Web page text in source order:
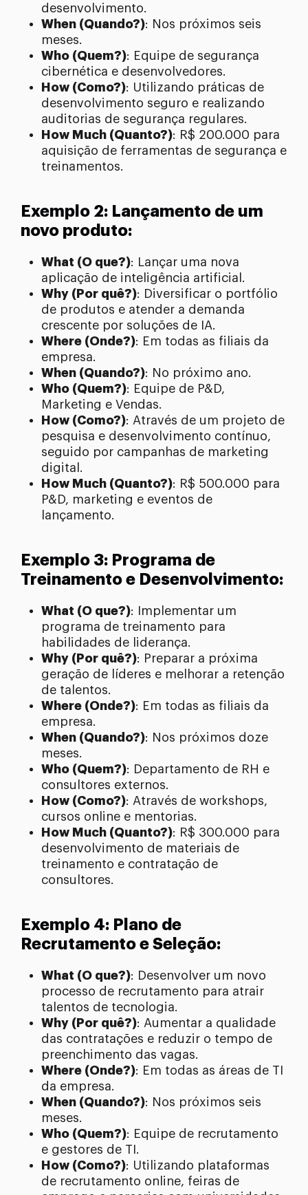
desenvolvimento.
When (Quando?): Nos próximos seis
meses.
Who (Quem?): Equipe de segurança
cibernética e desenvolvedores.
How (Como?): Utilizando práticas de
desenvolvimento seguro e realizando
auditorias de segurança regulares.
How Much (Quanto?): R$ 200.000 para
aquisição de ferramentas de segurança e
treinamentos.
Exemplo 2: Lançamento de um
novo produto:
What (O que?): Lançar uma nova
aplicação de inteligência artificial.
Why (Por quê?): Diversificar o portfólio
de produtos e atender a demanda
crescente por soluções de IA.
Where (Onde?): Em todas as filiais da
empresa.
When (Quando?): No próximo ano.
Who (Quem?): Equipe de P&D,
Marketing e Vendas.
How (Como?): Através de um projeto de
pesquisa e desenvolvimento contínuo,
seguido por campanhas de marketing
digital.
How Much (Quanto?): R$ 500.000 para
P&D, marketing e eventos de
lançamento.
Exemplo 3: Programa de
Treinamento e Desenvolvimento:
What (O que?): Implementar um
programa de treinamento para
habilidades de liderança.
Why (Por quê?): Preparar a próxima
geração de líderes e melhorar a retenção
de talentos.
Where (Onde?): Em todas as filiais da
empresa.
When (Quando?): Nos próximos doze
meses.
Who (Quem?): Departamento de RH e
consultores externos.
How (Como?): Através de workshops,
cursos online e mentorias.
How Much (Quanto?): R$ 300.000 para
desenvolvimento de materiais de
treinamento e contratação de
consultores.
Exemplo 4: Plano de
Recrutamento e Seleção:
What (O que?): Desenvolver um novo
processo de recrutamento para atrair
talentos de tecnologia.
Why (Por quê?): Aumentar a qualidade
das contratações e reduzir o tempo de
preenchimento das vagas.
Where (Onde?): Em todas as áreas de TI
da empresa.
When (Quando?): Nos próximos seis
meses.
Who (Quem?): Equipe de recrutamento
e gestores de TI.
How (Como?): Utilizando plataformas
de recrutamento online, feiras de